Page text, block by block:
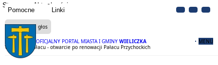
Pomocne Linki
OFICJALNY PORTAL MIASTA I GMINY WIELICZKA MENU
Strona Aktualności
Czytaj na głos
Wieczór w Pałacu - otwarcie po renowacji Pałacu Przychockich